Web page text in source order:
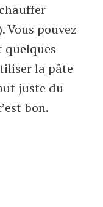
Vous pouvez
la pâte
juste du
bon.